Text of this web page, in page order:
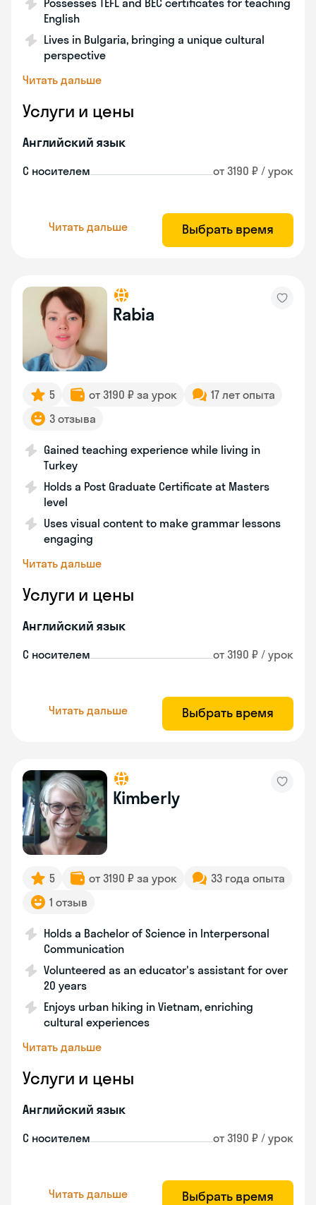
Possesses TEFL and BEC certificates for teaching
English
Lives in Bulgaria, bringing a unique cultural
perspective
Читать дальше
Услуги и цены
Английский язык
С носителем от 3190 ₽ / урок
Читать дальше Выбрать время
Rabia
5 от 3190 ₽ за урок
17 лет опыта
3 отзыва
Gained teaching experience while living in
Turkey
Holds a Post Graduate Certificate at Masters
level
Uses visual content to make grammar lessons
engaging
Читать дальше
Услуги и цены
Английский язык
С носителем от 3190 ₽ / урок
Читать дальше Выбрать время
Kimberly
5 от 3190 ₽ за урок
33 года опыта
1 отзыв
Holds a Bachelor of Science in Interpersonal
Communication
Volunteered as an educator's assistant for over
20 years
Enjoys urban hiking in Vietnam, enriching
cultural experiences
Читать дальше
Услуги и цены
Английский язык
С носителем от 3190 ₽ / урок
Читать дальше Выбрать время